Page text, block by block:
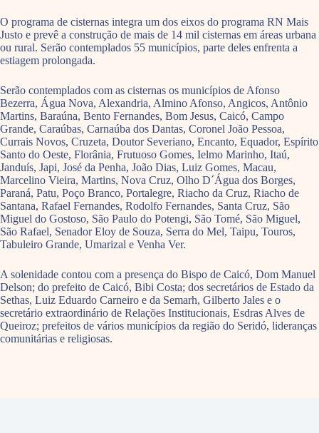
O programa de cisternas integra um dos eixos do programa RN Mais
Justo e prevê a construção de mais de 14 mil cisternas em áreas urbana
ou rural. Serão contemplados 55 municípios, parte deles enfrenta a
estiagem prolongada.
Serão contemplados com as cisternas os municípios de Afonso
Bezerra, Água Nova, Alexandria, Almino Afonso, Angicos, Antônio
Martins, Baraúna, Bento Fernandes, Bom Jesus, Caicó, Campo
Grande, Caraúbas, Carnaúba dos Dantas, Coronel João Pessoa,
Currais Novos, Cruzeta, Doutor Severiano, Encanto, Equador, Espírito
Santo do Oeste, Florânia, Frutuoso Gomes, Ielmo Marinho, Itaú,
Janduís, Japi, José da Penha, João Dias, Luiz Gomes, Macau,
Marcelino Vieira, Martins, Nova Cruz, Olho D´Água dos Borges,
Paraná, Patu, Poço Branco, Portalegre, Riacho da Cruz, Riacho de
Santana, Rafael Fernandes, Rodolfo Fernandes, Santa Cruz, São
Miguel do Gostoso, São Paulo do Potengi, São Tomé, São Miguel,
São Rafael, Senador Eloy de Souza, Serra do Mel, Taipu, Touros,
Tabuleiro Grande, Umarizal e Venha Ver.
A solenidade contou com a presença do Bispo de Caicó, Dom Manuel
Delson; do prefeito de Caicó, Bibi Costa; dos secretários de Estado da
Sethas, Luiz Eduardo Carneiro e da Semarh, Gilberto Jales e o
secretário extraordinário de Relações Institucionais, Esdras Alves de
Queiroz; prefeitos de vários municípios da região do Seridó, lideranças
comunitárias e religiosas.